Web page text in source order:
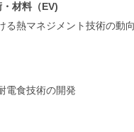
材料（EV)
る熱マネジメント技術の動
電食技術の開発